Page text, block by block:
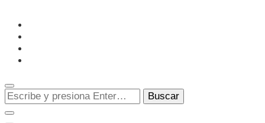
Matiz
Un espacio editorial donde pongo en palabras aquello que
muchos sentimos y pocos sabemos cómo explicar y
donde también compartiré contigo las cosas que me
conmueven, me sorprenden o creo que merecen ser
¿Buscas
algo?